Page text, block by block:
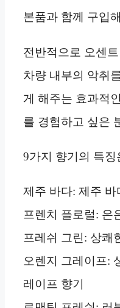
본품과 함께 구입
전반적으로 오센
차량 내부의 악취
게 해주는 효과적
를 경험하고 싶은
9가지 향기의 특
제주 바다: 제주 바
프렌치 플로럴: 은
프레쉬 그린: 상쾌
오렌지 그레이프:
레이프 향기